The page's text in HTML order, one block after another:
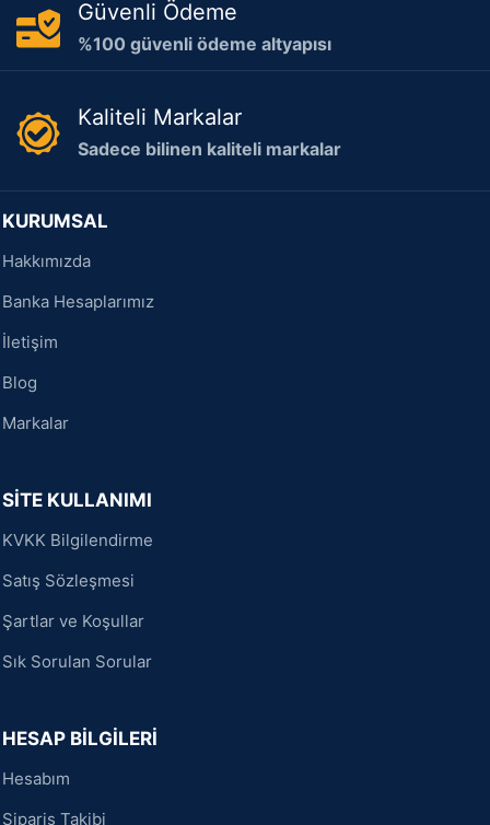
Güvenli Ödeme
%100 güvenli ödeme altyapısı
Kaliteli Markalar
Sadece bilinen kaliteli markalar
KURUMSAL
Hakkımızda
Banka Hesaplarımız
İletişim
Blog
Markalar
SİTE KULLANIMI
KVKK Bilgilendirme
Satış Sözleşmesi
Şartlar ve Koşullar
Sık Sorulan Sorular
HESAP BİLGİLERİ
Hesabım
Sipariş Takibi